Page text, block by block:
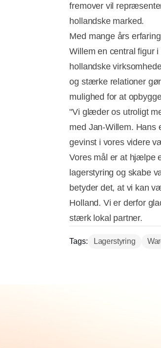
fremover vil
hollandske marked.
Med mange års
Willem en central figur
hollandske
og stærke relationer
mulighed for at
"Vi glæder os utroligt
med Jan-Willem. Hans
gevinst i vores videre
Vores mål er at hjælpe
lagerstyring og skabe
betyder det, at vi kan
Holland. Vi er derfor
stærk lokal partner.
Tags: Lagerstyring